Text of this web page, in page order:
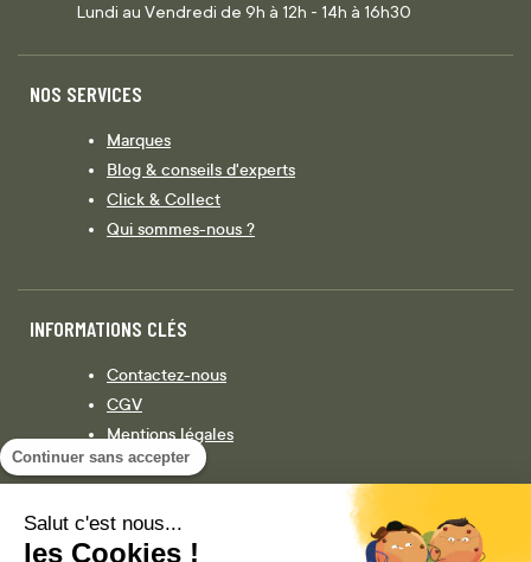
Continuer sans accepter
Salut c'est nous...
les Cookies !
Lundi au Vendredi de 9h à 12h - 14h à 16h30
NOS SERVICES
Marques
Blog & conseils d'experts
Click & Collect
Qui sommes-nous ?
INFORMATIONS CLÉS
Contactez-nous
CGV
Mentions légales
Législation